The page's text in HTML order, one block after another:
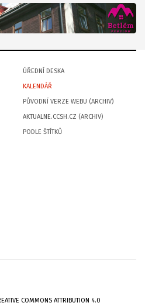
ÚŘEDNÍ DESKA
KALENDÁŘ
PŮVODNÍ VERZE WEBU (ARCHIV)
AKTUALNE.CCSH.CZ (ARCHIV)
PODLE ŠTÍTKŮ
COMMONS ATTRIBUTION 4.0